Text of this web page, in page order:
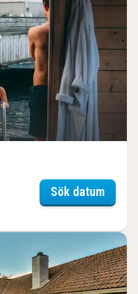
Sök datum